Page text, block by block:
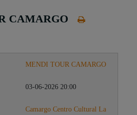
CAMARGO
MENDI TOUR CAMARGO
03-06-2026 20:00
Camargo Centro Cultural La